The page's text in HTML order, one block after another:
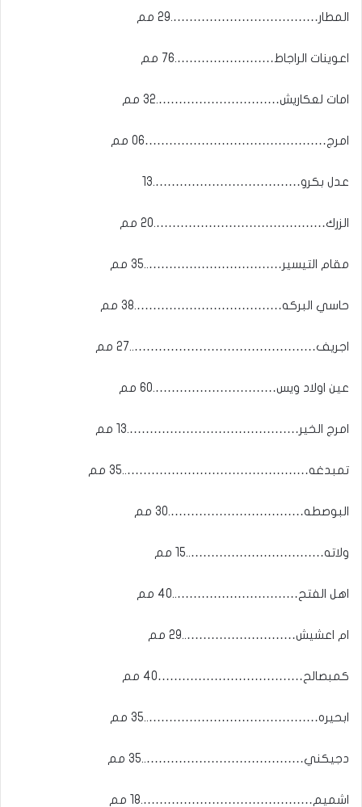
المطار……………………………….29 مم
اعوينات الراجاط…………………….76 مم
امات لعكاريش………………………….32 مم
امرج………………………………………06 مم
عدل بكرو……………………………….13
الزرك…………………………………….20 مم
مقام التيسير……………………………..35 مم
حاسي البركه……………………………….38 مم
اجريف………………………………………..27 مم
عين اولاد ويس………………………….60 مم
امرج الخير…………………………………….13 مم
تمبدغه………………………………………..35 مم
البوصطه…………………………….30 مم
ولاته……………………………..15 مم
اهل الفتح…………………………..40 مم
ام اعشيش………………………..29 مم
كمبصالح………………………………40 مم
ابحيره……………………………………..35 مم
دجيكني…………………………………..35 مم
اشميم…………………………………….18 مم